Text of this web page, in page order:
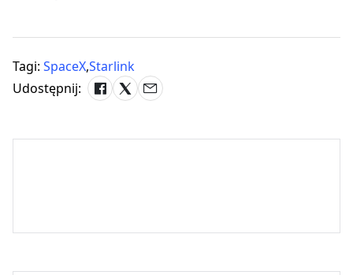
Tagi: SpaceX,Starlink
Udostępnij: